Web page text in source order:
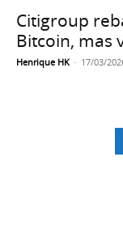
Citigroup
Bitcoin, mas
Henrique HK - 17/03/